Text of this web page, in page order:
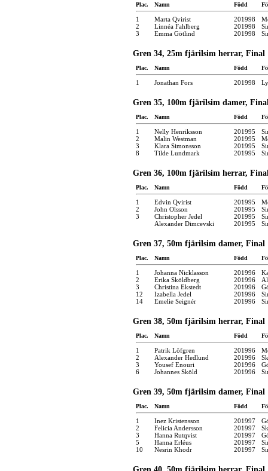
Plac. Namn Född
1 Marta Qvirist 201998
2
Linnéa Fahlberg 201998
3
Emma Götlind 201998
Gren 34, 25m fjärilsim herrar, Final
Plac. Namn Född
1 Jonathan Fors 201998
Gren 35, 100m fjärilsim damer,
Plac. Namn Född
1 Nelly Henriksson 201995
2
Malin Westman 201995
3
Klara Simonsson 201995
8
Tilde Lundmark 201995
Gren 36, 100m fjärilsim herrar,
Plac. Namn Född
1 Edvin Qvirist 201995
2
John Olsson 201995
3
Christopher Jedel 201995
Alexander Dimcevski
201995
Gren 37, 50m fjärilsim damer, Final
Plac. Namn Född
1 Johanna Nicklasson 201996
2
Erika Sköldberg 201996
3
Christina Ekstedt 201996
12
Izabella Jedel 201996
14
Emelie Seignér 201996
Gren 38, 50m fjärilsim herrar, Final
Plac. Namn Född
1 Patrik Löfgren 201996
2
Alexander Hedlund 201996
3
Yousef Enouri 201996
6
Johannes Sköld 201996
Gren 39, 50m fjärilsim damer, Final
Plac. Namn Född
1 Inez Kristensson 201997
2
Felicia Andersson 201997
3
Hanna Rutqvist 201997
5
Hanna Erléus 201997
10
Nesrin Khodr 201997